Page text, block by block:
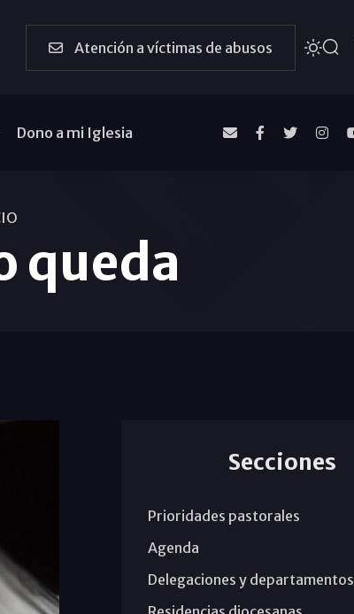
Atención a víctimas de abusos
Dono a mi Iglesia
queda
Secciones
Prioridades pastorales
Agenda
Delegaciones y departamentos